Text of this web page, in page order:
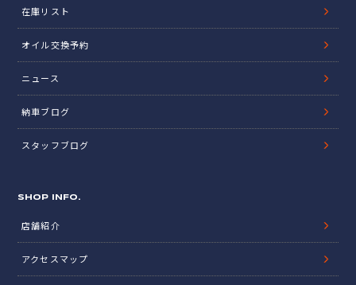
在庫リスト
オイル交換予約
ニュース
納車ブログ
スタッフブログ
SHOP INFO.
店舗紹介
アクセスマップ